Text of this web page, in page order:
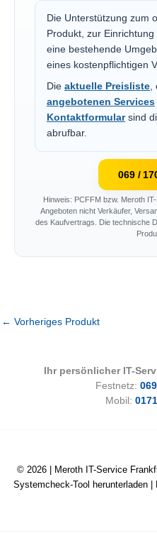
Die Unterstützung zum
Produkt, zur
eine bestehende
eines kostenpflichtigen
Die aktuelle Preisliste,
angebotenen Services
Kontaktformularsind
abrufbar.
069 /
Hinweis: PCFFM bzw. Meroth
Angeboten nicht Verkäufer,
des Kaufvertrags. Die technische
← Vorheriges Produkt
Ihr persönlicher IT-
Festnetz:
Mobil:
© 2026 | Meroth IT-Service
Systemcheck-Tool herunterladen